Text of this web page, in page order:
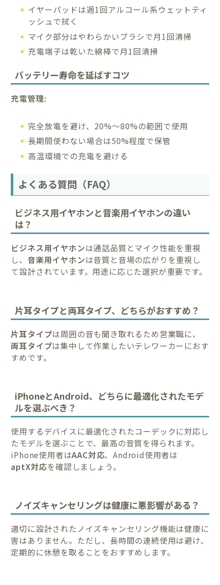
イヤーパッドは週1回アルコール系ウェットティ
ッシュで拭く
マイク部分はやわらかいブラシで月1回清掃
充電端子は乾いた綿棒で月1回清掃
バッテリー寿命を延ばすコツ
充電管理:
完全放電を避け、20%〜80%の範囲で使用
長期間使わない場合は50%程度で保管
高温環境での充電を避ける
よくある質問（FAQ）
ビジネス用イヤホンと音楽用イヤホンの違い
は？
ビジネス用イヤホンは通話品質とマイク性能を重視
し、音楽用イヤホンは音質と音場の広がりを重視し
て設計されています。用途に応じた選択が重要です。
片耳タイプと両耳タイプ、どちらがおすすめ？
片耳タイプは周囲の音も聞き取れるため営業職に、
両耳タイプは集中して作業したいテレワーカーにおす
すめです。
iPhoneとAndroid、どちらに最適化されたモデ
ルを選ぶべき？
使用するデバイスに最適化されたコーデックに対応し
たモデルを選ぶことで、最高の音質を得られます。
iPhone使用者はAAC対応、Android使用者は
aptX対応を確認しましょう。
ノイズキャンセリングは健康に悪影響がある？
適切に設計されたノイズキャンセリング機能は健康に
害はありません。ただし、長時間の連続使用は避け、
定期的に休憩を取ることをおすすめします。